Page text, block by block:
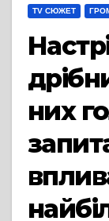
TV СЮЖЕТ
них